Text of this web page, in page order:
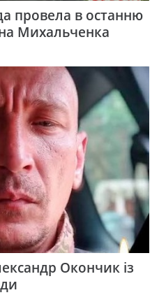
провела в останню
Михальченка
Окончик із